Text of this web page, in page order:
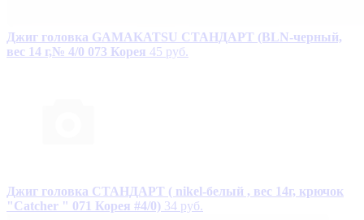
Джиг головка GAMAKATSU СТАНДАРТ (BLN-черный,
вес 14 г,№ 4/0 073 Корея 45 руб.
Джиг головка СТАНДАРТ ( nikel-белый , вес 14г, крючок
"Catcher " 071 Корея #4/0) 34 руб.